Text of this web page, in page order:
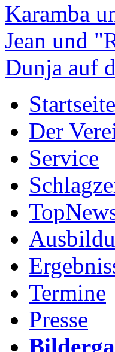
Karamba
Jean und
Dunja auf
Startseite
Der
Service
Termine
Presse